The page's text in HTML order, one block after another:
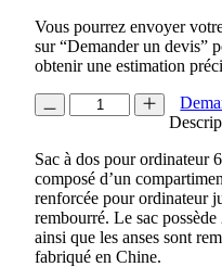
Vous pourrez envoyer
sur “Demander un devis”
obtenir une estimation
quantité
de
A
DOS
ORDINATEUR
GRAPHS
Sac à dos pour ordinateur
composé d’un
renforcée pour ordinateur
rembourré. Le sac
ainsi que les anses sont
fabriqué en Chine.